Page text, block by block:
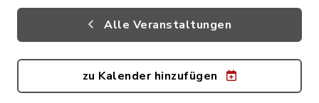
Alle Veranstaltungen
zu Kalender hinzufügen